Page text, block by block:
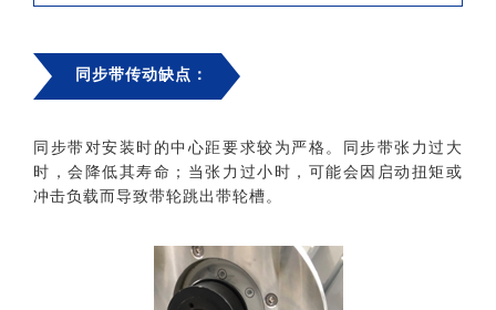
同步带传动缺点：
同步带对安装时的中心距要求较为严格。同步带张力过大
时，会降低其寿命；当张力过小时，可能会因启动扭矩或
冲击负载而导致带轮跳出带轮槽。